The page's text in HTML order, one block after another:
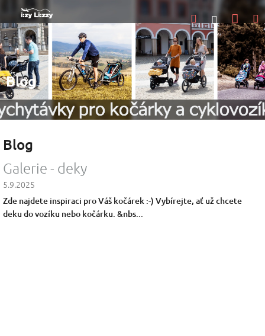
obsah
HledatPřihlášení
Blog
Blog
V
ý
p
i
s
Galerie - deky
5.9.2025
Zde najdete inspiraci pro Váš kočárek :-) Vybírejte, ať už chcete
deku do vozíku nebo kočárku. &nbs...